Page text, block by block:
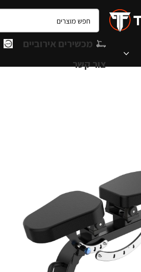
מכשירים אירוביים
צור קשר